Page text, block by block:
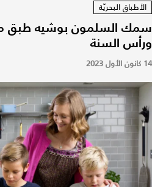
الأطباق البحريّة
سمك السلمون بوشيه طبق
ورأس السنة
14 كانون الأول 2023